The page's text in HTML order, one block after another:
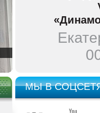
МЫ В